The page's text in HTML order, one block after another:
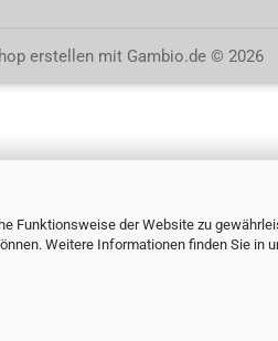
Funktionsweise der Website zu
Weitere Informationen finden Sie in
erstellen mit Gambio.de © 2026